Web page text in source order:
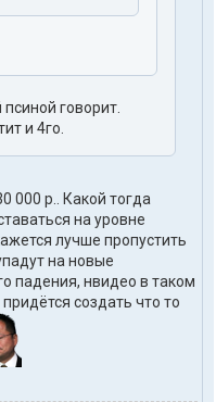
говорит.
и 4го.
000 р.. Какой тогда
на уровне
лучше пропустить
на новые
падения, нвидео в таком
создать что то